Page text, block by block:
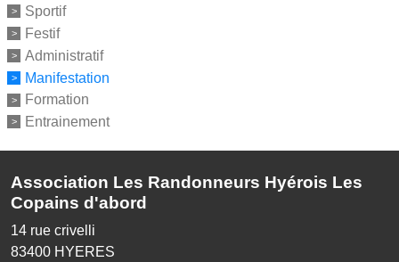
Sportif
Festif
Administratif
Manifestation
Formation
Entrainement
Association Les Randonneurs Hyérois Les
Copains d'abord
14 rue crivelli
83400 HYERES